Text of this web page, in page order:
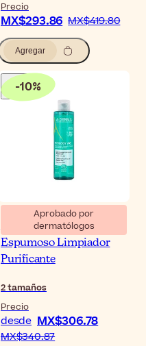
Precio
MX$293.86 MX$419.80
Agregar
-10%
Aprobado por
dermatólogos
A-Derma Biology AC Gel
Espumoso Limpiador
Purificante
2tamaños
Precio
desde MX$306.78
MX$340.87